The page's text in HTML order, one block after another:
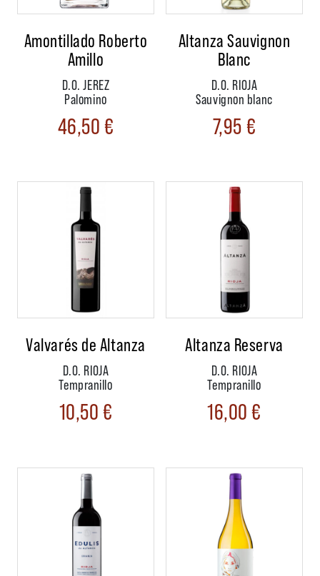
Amontillado Roberto
Amillo
D.O. JEREZ
Palomino
46,50€
Altanza Sauvignon
Blanc
D.O. RIOJA
Sauvignon blanc
7,95€
Valvarés de Altanza
D.O. RIOJA
Tempranillo
10,50€
Altanza Reserva
D.O. RIOJA
Tempranillo
16,00€